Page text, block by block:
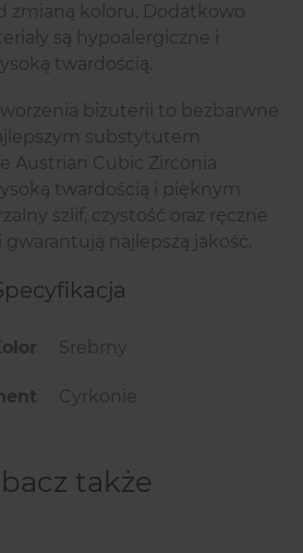
zmianą koloru. Dodatkowo
są hypoalergiczne i
twardością.
biżuterii to bezbarwne
substytutem
Austrian Cubic Zirconia
twardością i pięknym
szlif, czystość oraz ręczne
najlepszą jakość.
Srebrny
Cyrkonie
także